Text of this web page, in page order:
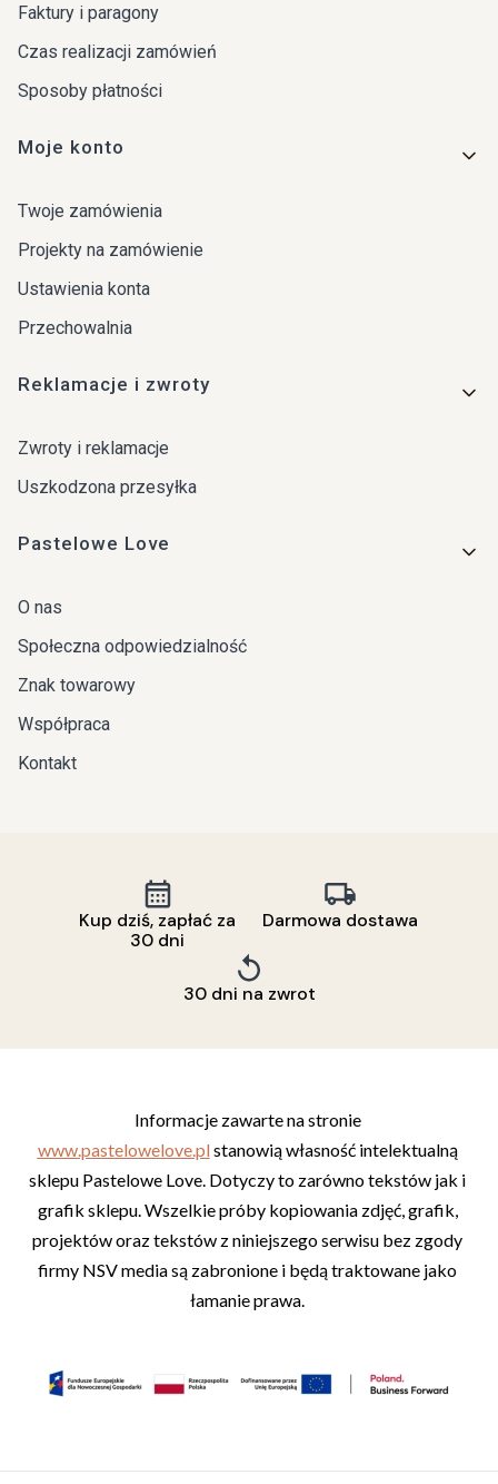
Faktury i paragony
Czas realizacji zamówień
Sposoby płatności
Moje konto
Twoje zamówienia
Projekty na zamówienie
Ustawienia konta
Przechowalnia
Reklamacje i zwroty
Zwroty i reklamacje
Uszkodzona przesyłka
Pastelowe Love
O nas
Społeczna odpowiedzialność
Znak towarowy
Współpraca
Kontakt
Kup dziś, zapłać za
30 dni
Darmowa dostawa
30 dni na zwrot
Informacje zawarte na stronie
www.pastelowelove.pl stanowią własność intelektualną
sklepu Pastelowe Love. Dotyczy to zarówno tekstów jak i
grafik sklepu. Wszelkie próby kopiowania zdjęć, grafik,
projektów oraz tekstów z niniejszego serwisu bez zgody
firmy NSV media są zabronione i będą traktowane jako
łamanie prawa.